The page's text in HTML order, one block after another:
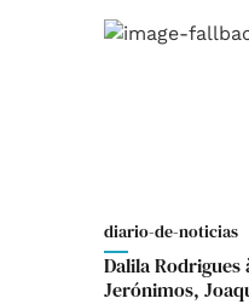
diario-de-noticias
Dalila Rodrigues
Jerónimos,